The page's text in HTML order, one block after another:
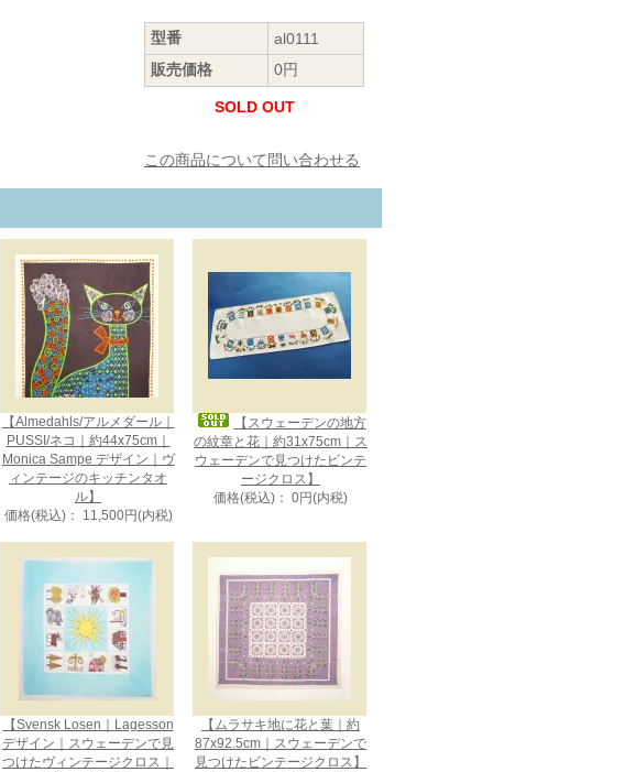
型番
al0111
販売価格
0円
SOLD OUT
この商品について問い合わせる
【Almedahls/アルメダール｜
PUSSI/ネコ｜約44x75cm｜
Monica Sampe デザイン｜ヴ
ィンテージのキッチンタオ
ル】
価格(税込)： 11,500円(内税)
【スウェーデンの地方
の紋章と花｜約31x75cm｜ス
ウェーデンで見つけたビンテ
ージクロス】
価格(税込)： 0円(内税)
【Svensk Losen｜Lagesson
デザイン｜スウェーデンで見
つけたヴィンテージクロス｜
【ムラサキ地に花と葉｜約
87x92.5cm｜スウェーデンで
見つけたビンテージクロス】